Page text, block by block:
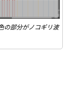
の部分がノコギリ波